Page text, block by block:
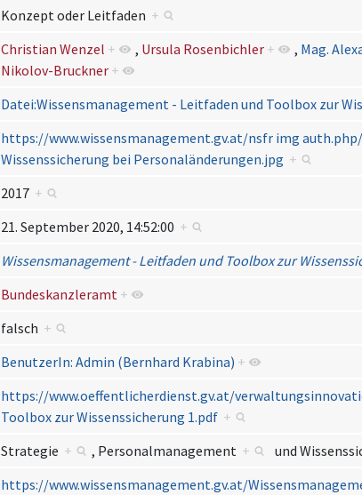
Konzept oder Leitfaden +
Christian Wenzel + , Ursula Rosenbichler + , Mag.
Nikolov-Bruckner +
Datei:Wissensmanagement - Leitfaden und Toolbox zur
https://www.wissensmanagement.gv.at/nsfr img
Wissenssicherung bei Personaländerungen.jpg +
2017 +
21. September 2020, 14:52:00 +
Wissensmanagement - Leitfaden und Toolbox zur
Bundeskanzleramt +
falsch +
BenutzerIn: Admin (Bernhard Krabina) +
https://www.oeffentlicherdienst.gv.at/
Toolbox zur Wissenssicherung 1.pdf +
Strategie + , Personalmanagement + und
https://www.wissensmanagement.gv.at/